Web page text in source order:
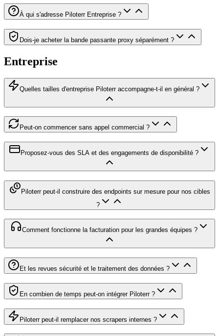
À qui s'adresse Piloterr Entreprise ?
Dois-je acheter la bande passante proxy séparément ?
Entreprise
Quelles tailles d'entreprise Piloterr accompagne-t-il en général ?
Peut-on commencer sans appel commercial ?
Proposez-vous des SLA et des engagements de disponibilité ?
Piloterr peut-il construire des endpoints sur mesure pour nos cibles
?
Comment fonctionne la facturation pour les grandes équipes ?
Et les revues sécurité et le traitement des données ?
En combien de temps peut-on intégrer Piloterr ?
Piloterr peut-il remplacer nos scrapers internes ?